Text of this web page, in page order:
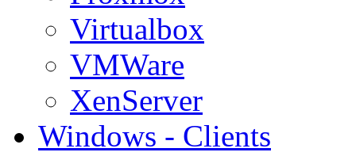
Virtualbox
VMWare
XenServer
Windows - Clients